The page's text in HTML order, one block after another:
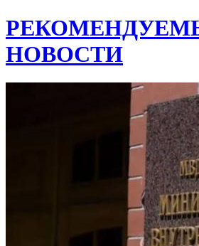
НОВОСТИ